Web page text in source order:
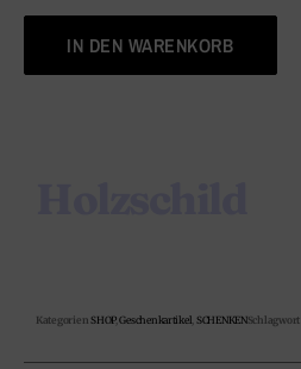
IN DEN WARENKORB
Kategorien SHOP,Geschenkartikel SCHENKENSchlagwort